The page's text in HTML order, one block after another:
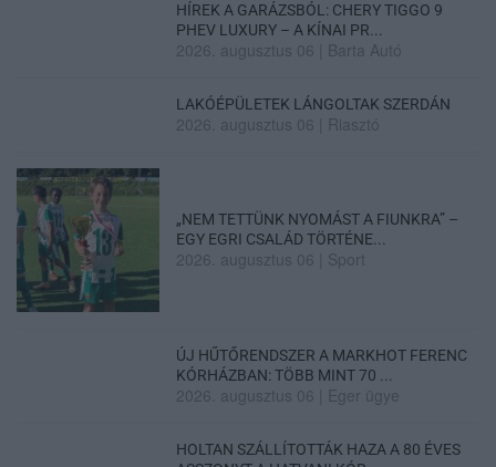
HÍREK A GARÁZSBÓL: CHERY TIGGO 9
PHEV LUXURY – A KÍNAI PR...
2026. augusztus 06 Barta Autó
LAKÓÉPÜLETEK LÁNGOLTAK SZERDÁN
2026. augusztus 06 Riasztó
„NEM TETTÜNK NYOMÁST A FIUNKRA” –
EGY EGRI CSALÁD TÖRTÉNE...
2026. augusztus 06 Sport
ÚJ HŰTŐRENDSZER A MARKHOT FERENC
KÓRHÁZBAN: TÖBB MINT 70 ...
2026. augusztus 06 Eger ügye
HOLTAN SZÁLLÍTOTTÁK HAZA A 80 ÉVES